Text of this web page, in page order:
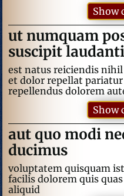
Show
ut numquam
suscipit
est natus reiciendis
et dolor repellat
repellendus dolorem
Show
aut quo modi
ducimus
voluptatem quisquam
facilis dolorem quis
aliquid